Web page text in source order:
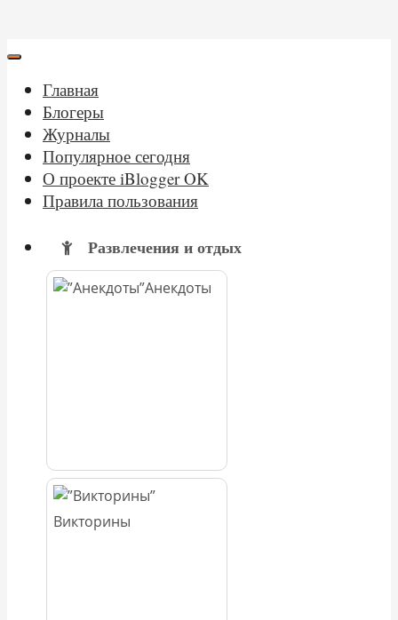
Главная
Блогеры
Журналы
Популярное сегодня
О проекте iBlogger OK
Правила пользования
Развлечения и отдых
Анекдоты
Викторины